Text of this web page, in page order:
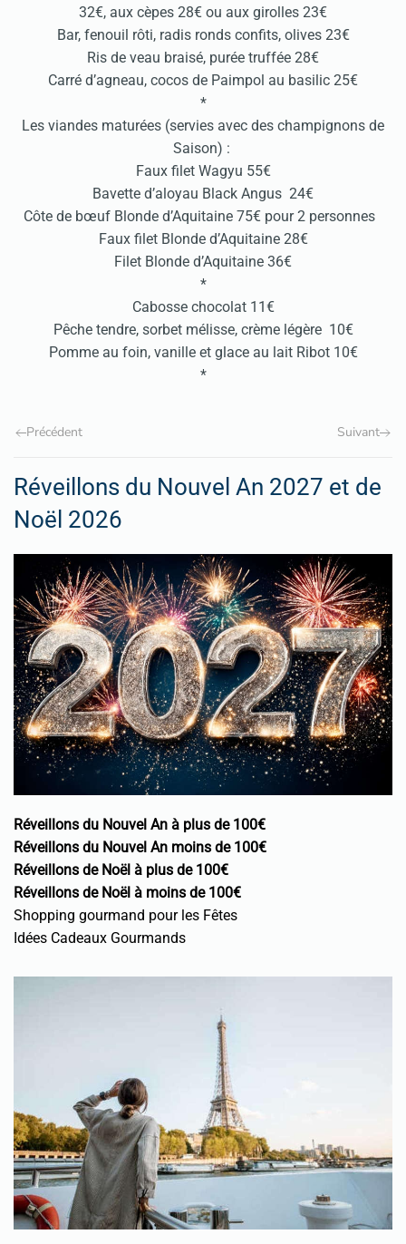
32€, aux cèpes 28€ ou aux girolles 23€
Bar, fenouil rôti, radis ronds confits, olives 23€
Ris de veau braisé, purée truffée 28€
Carré d’agneau, cocos de Paimpol au basilic 25€
*
Les viandes maturées (servies avec des champignons de
Saison) :
Faux filet Wagyu 55€
Bavette d’aloyau Black Angus 24€
Côte de bœuf Blonde d’Aquitaine 75€ pour 2 personnes
Faux filet Blonde d’Aquitaine 28€
Filet Blonde d’Aquitaine 36€
*
Cabosse chocolat 11€
Pêche tendre, sorbet mélisse, crème légère 10€
Pomme au foin, vanille et glace au lait Ribot 10€
*
Précédent Suivant
Réveillons du Nouvel An 2027 et de
Noël 2026
Réveillons du Nouvel An à plus de 100€
Réveillons du Nouvel An moins de 100€
Réveillons de Noël à plus de 100€
Réveillons de Noël à moins de 100€
Shopping gourmand pour les Fêtes
Idées Cadeaux Gourmands